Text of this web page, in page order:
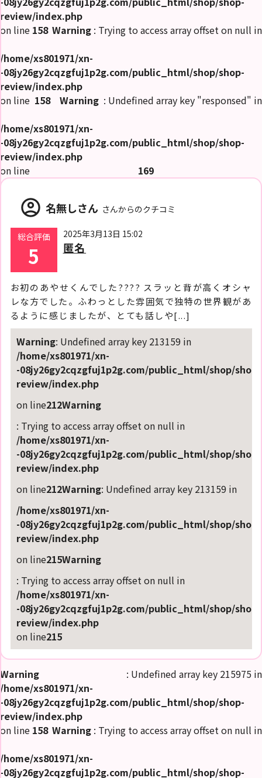
review/index.php
on line 158 Warning : Trying to access array offset on null in
/home/xs801971/xn-
-08jy26gy2cqzgfuj1p2g.com/public_html/shop/shop-
review/index.php
on line 158 Warning : Undefined array key "responsed" in
/home/xs801971/xn-
-08jy26gy2cqzgfuj1p2g.com/public_html/shop/shop-
review/index.php
on line
169
account_circle 名無しさん さんからのクチコミ
総合評価
5
2025年3月13日 15:02
匿名
お初のあやせくんでした???? スラッと背が高くオシャ
レな方でした。ふわっとした雰囲気で独特の世界観があ
るように感じましたが、とても話しや[...]
Warning: Undefined array key 213159 in
/home/xs801971/xn-
-08jy26gy2cqzgfuj1p2g.com/public_html/shop/shop-
review/index.php
on line212Warning
: Trying to access array offset on null in
/home/xs801971/xn-
-08jy26gy2cqzgfuj1p2g.com/public_html/shop/shop-
review/index.php
on line212Warning: Undefined array key 213159 in
/home/xs801971/xn-
-08jy26gy2cqzgfuj1p2g.com/public_html/shop/shop-
review/index.php
on line215Warning
: Trying to access array offset on null in
/home/xs801971/xn-
-08jy26gy2cqzgfuj1p2g.com/public_html/shop/shop-
review/index.php
on line215
Warning
: Undefined array key 215975 in
/home/xs801971/xn-
-08jy26gy2cqzgfuj1p2g.com/public_html/shop/shop-
review/index.php
on line 158 Warning : Trying to access array offset on null in
/home/xs801971/xn-
-08jy26gy2cqzgfuj1p2g.com/public_html/shop/shop-